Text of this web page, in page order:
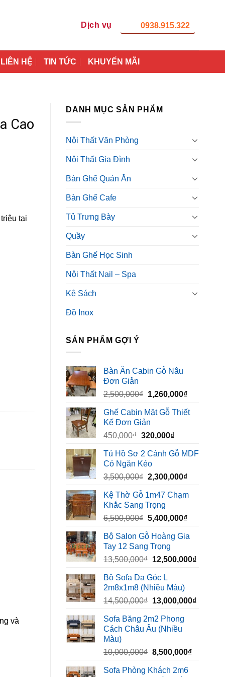
Dịch vụ 0938.915.322
LIÊN HỆ TIN TỨC KHUYẾN MÃI
DANH MỤC SẢN PHẨM
Nội Thất Văn Phòng
Nội Thất Gia Đình
Bàn Ghế Quán Ăn
Bàn Ghế Cafe
Tủ Trưng Bày
Quầy
Bàn Ghế Học Sinh
Nội Thất Nail – Spa
Kệ Sách
Đồ Inox
SẢN PHẨM GỢI Ý
Bàn Ăn Cabin Gỗ Nâu
Đơn Giản
2,500,000₫ Giá
là:
2,500,000₫.
1,260,000₫Giá
tại
Ghế Cabin Mặt Gỗ Thiết
Kế Đơn Giản
450,000₫ Giá
là:
450,000₫.
320,000₫Giá
tại
320,000₫.
Tủ Hồ Sơ 2 Cánh Gỗ MDF
Có Ngăn Kéo
3,500,000₫ Giá
là:
3,500,000₫.
2,300,000₫Giá
tại
Kệ Thờ Gỗ 1m47 Chạm
Khắc Sang Trọng
6,500,000₫ Giá
là:
6,500,000₫.
5,400,000₫Giá
tại
Bộ Salon Gỗ Hoàng Gia
Tay 12 Sang Trọng
13,500,000₫ Giá
là:
13,500,000₫.
12,500,000₫Giá
Bộ Sofa Da Góc L
2m8x1m8 (Nhiều Màu)
14,500,000₫ Giá
là:
14,500,000₫.
13,000,000₫Giá
Sofa Băng 2m2 Phong
Cách Châu Âu (Nhiều
Màu)
10,000,000₫ Giá
là:
8,500,000₫Giá
Sofa Phòng Khách 2m6
Cao
tại
và